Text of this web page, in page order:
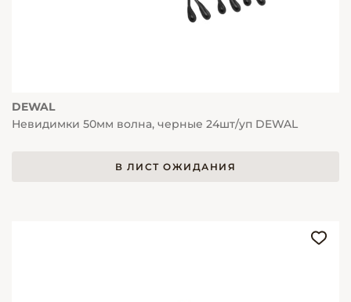
DEWAL
Невидимки 50мм волна, черные 24шт/уп DEWAL
В ЛИСТ ОЖИДАНИЯ